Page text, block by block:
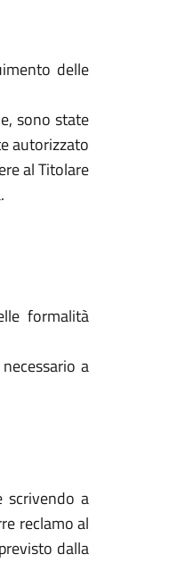
delle
sono state
autorizzato
al Titolare
formalità
a
scrivendo a
reclamo al
dalla